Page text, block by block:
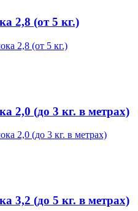
2,8 (от 5 кг.)
2,0 (до 3 кг. в метрах)
3,2 (до 5 кг. в метрах)